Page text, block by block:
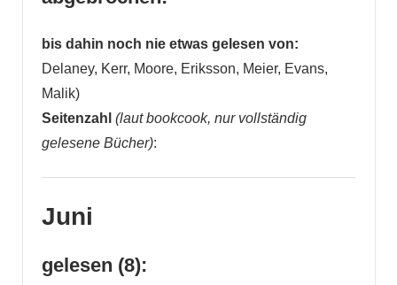
bis dahin noch nie etwas gelesen von:
Delaney, Kerr, Moore, Eriksson, Meier, Evans,
Malik)
Seitenzahl (laut bookcook, nur vollständig
gelesene Bücher):
Juni
gelesen (8):